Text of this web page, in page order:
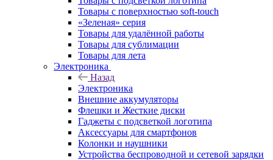
Товары с поверхностью soft-touch
«Зеленая» серия
Товары для удалённой работы
Товары для сублимации
Товары для лета
Электроника
Назад
Электроника
Внешние аккумуляторы
Флешки и Жесткие диски
Гаджеты с подсветкой логотипа
Аксессуары для смартфонов
Колонки и наушники
Устройства беспроводной и сетевой зарядки